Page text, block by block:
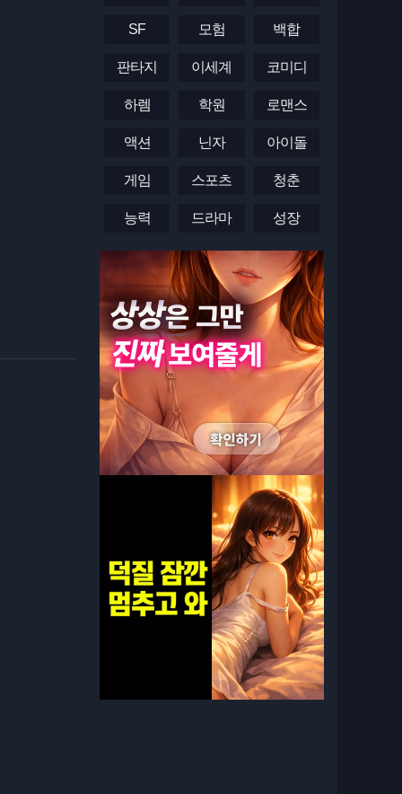
SF 모험 백합
판타지 이세계 코미디
하렘 학원 로맨스
액션 닌자 아이돌
게임 스포츠 청춘
능력 드라마 성장